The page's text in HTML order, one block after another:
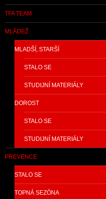
TFA TEAM
MLÁDEŽ
MLADŠÍ, STARŠÍ
STALO SE
STUDIJNÍ MATERIÁLY
DOROST
STALO SE
STUDIJNÍ MATERIÁLY
PREVENCE
STALO SE
TOPNÁ SEZÓNA